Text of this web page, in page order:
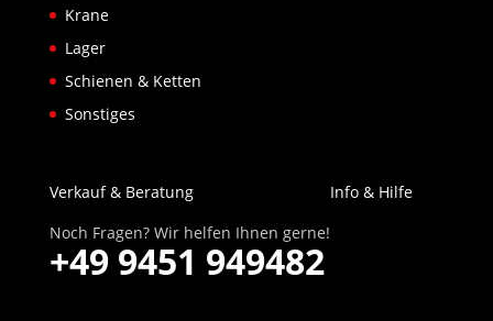
Krane
Lager
Schienen & Ketten
Sonstiges
Verkauf & Beratung
Noch Fragen? Wir helfen Ihnen gerne!
+49 9451 949482
Info & Hilfe